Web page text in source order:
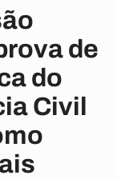
de
do
Civil